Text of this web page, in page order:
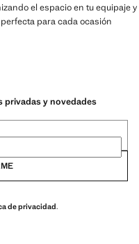
el espacio en tu equipaje y
para cada ocasión
privadas y novedades
de privacidad.